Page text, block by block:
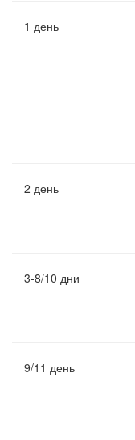
1 день
2 день
3-8/10 дни
9/11 день